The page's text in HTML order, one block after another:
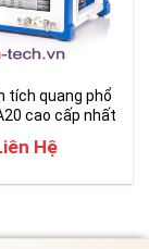
tích quang phổ
cao cấp nhất
Hệ